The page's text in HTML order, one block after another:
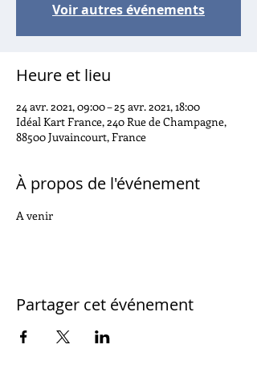
Voir autres événements
Heure et lieu
24 avr. 2021, 09:00 – 25 avr. 2021, 18:00
Idéal Kart France, 240 Rue de Champagne,
88500 Juvaincourt, France
À propos de l'événement
A venir
Partager cet événement